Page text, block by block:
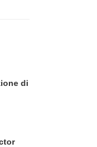
di